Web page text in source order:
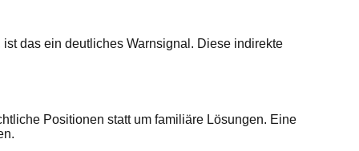
das ein deutliches Warnsignal. Diese indirekte
Positionen statt um familiäre Lösungen. Eine